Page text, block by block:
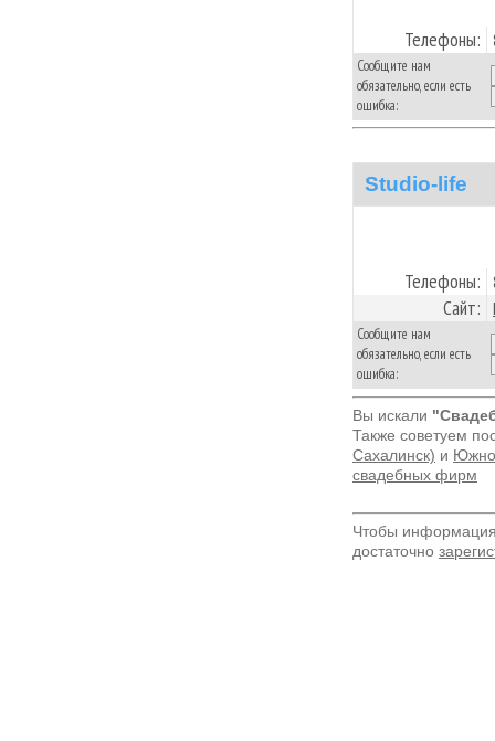
Телефоны:
Сообщите нам
обязательно, если есть
ошибка:
Studio-life
Телефоны:
Сайт:
Сообщите нам
обязательно, если есть
ошибка:
Вы искали
Также советуем
Сахалинск) и
свадебных фирм
Чтобы
достаточно